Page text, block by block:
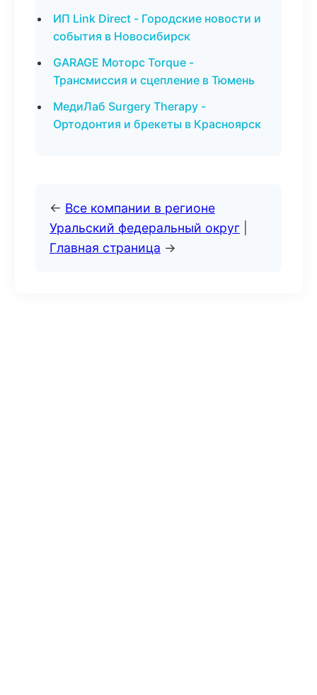
ИП Link Direct - Городские новости и
события в Новосибирск
GARAGE Моторс Torque -
Трансмиссия и сцепление в Тюмень
МедиЛаб Surgery Therapy -
Ортодонтия и брекеты в Красноярск
← Все компании в регионе
Уральский федеральный округ
Главная страница →